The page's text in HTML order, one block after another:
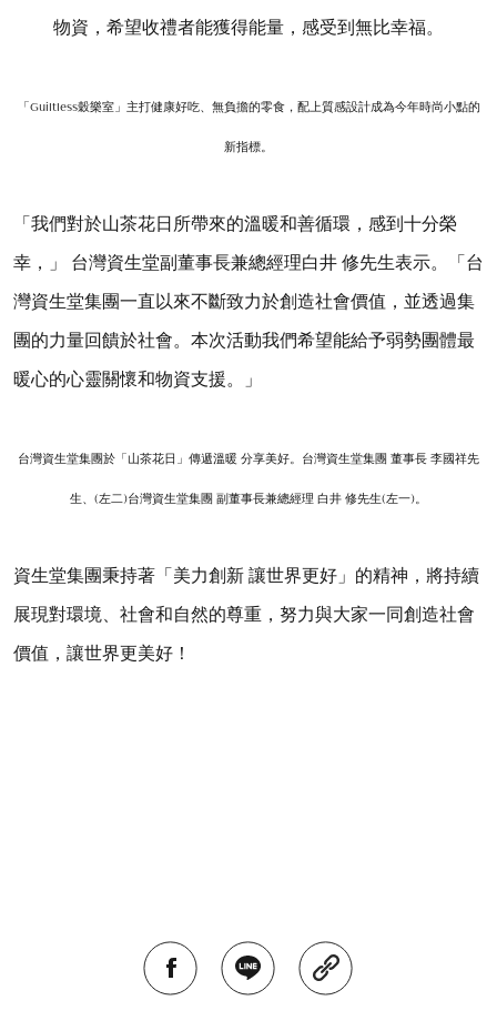
物資，希望收禮者能獲得能量，感受到無比幸福。
「Guiltless穀樂室」主打健康好吃、無負擔的零食，配上質感設計成為今年時尚小點的
新指標。
「我們對於山茶花日所帶來的溫暖和善循環，感到十分榮
幸，」 台灣資生堂副董事長兼總經理白井 修先生表示。「台
灣資生堂集團一直以來不斷致力於創造社會價值，並透過集
團的力量回饋於社會。本次活動我們希望能給予弱勢團體最
暖心的心靈關懷和物資支援。」
台灣資生堂集團於「山茶花日」傳遞溫暖 分享美好。 台灣資生堂集團 董事長 李國祥先
生、(左二)台灣資生堂集團 副董事長兼總經理 白井 修先生(左一)。
資生堂集團秉持著「美力創新 讓世界更好」的精神，將持續
展現對環境、社會和自然的尊重，努力與大家一同創造社會
價值，讓世界更美好！